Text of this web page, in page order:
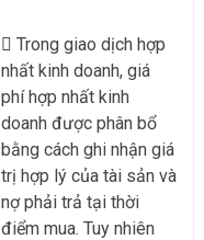
Trong giao dịch hợp
nhất kinh doanh, giá
phí hợp nhất kinh
doanh được phân bổ
bằng cách ghi nhận giá
trị hợp lý của tài sản và
nợ phải trả tại thời
điểm mua. Tuy nhiên